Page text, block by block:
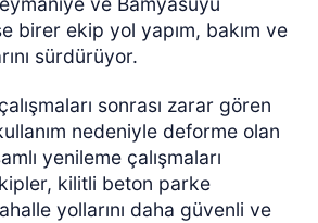
birer ekip yol yapım, bakım ve
sürdürüyor.
sonrası zarar gören
nedeniyle deforme olan
yenileme çalışmaları
kilitli beton parke
yollarını daha güvenli ve